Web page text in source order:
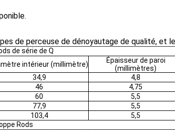
de perceuse de dénoyautage de qualité, et
de série de Q
intérieur (millimètre)
Épaisseur de paroi
(millimètres)
34,9
4,8
46
4,75
60
5,5
77,9
5,5
103,4
5,5
Rods